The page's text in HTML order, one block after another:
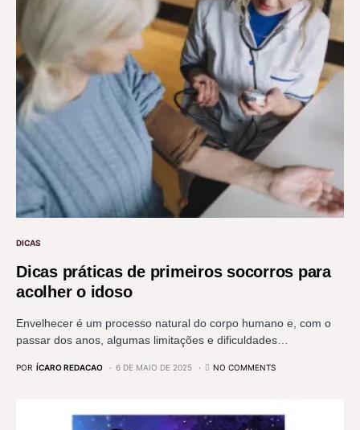
DICAS
Dicas práticas de primeiros socorros para
acolher o idoso
Envelhecer é um processo natural do corpo humano e, com o
passar dos anos, algumas limitações e dificuldades…
POR ÍCARO REDACAO 6 DE MAIO DE 2025 NO COMMENTS